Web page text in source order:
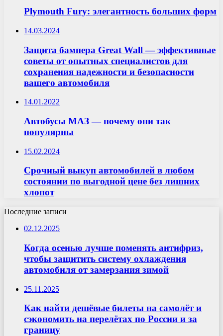
Plymouth Fury: элегантность больших форм
14.03.2024
Защита бампера Great Wall — эффективные
советы от опытных специалистов для
сохранения надежности и безопасности
вашего автомобиля
14.01.2022
Автобусы МАЗ — почему они так
популярны
15.02.2024
Срочный выкуп автомобилей в любом
состоянии по выгодной цене без лишних
хлопот
Последние записи
02.12.2025
Когда осенью лучше поменять антифриз,
чтобы защитить систему охлаждения
автомобиля от замерзания зимой
25.11.2025
Как найти дешёвые билеты на самолёт и
сэкономить на перелётах по России и за
границу